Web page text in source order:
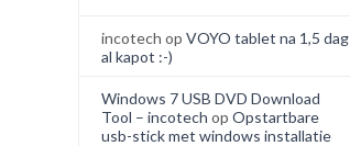
incotech op VOYO tablet na 1,5 dag
al kapot :-)
Windows 7 USB DVD Download
Tool – incotech op Opstartbare
usb-stick met windows installatie